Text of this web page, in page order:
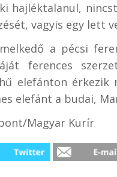
hajléktalanul,
vagyis egy lett
a pécsi
ferences
elefánton
elefánt a budai,
Magyar Kurír